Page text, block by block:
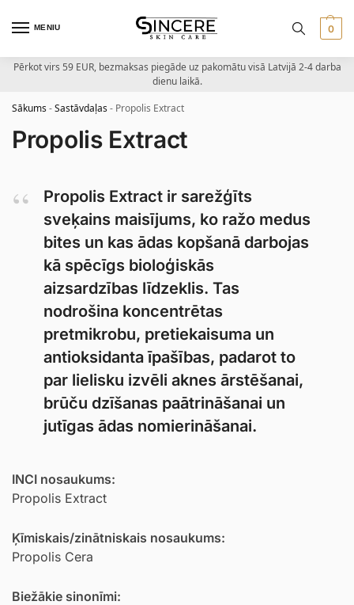
MENIU 0
Pērkot virs 59 EUR, bezmaksas piegāde uz pakomātu visā Latvijā 2-4 darba
dienu laikā.
Sākums-Sastāvdaļas- Propolis Extract
Propolis Extract
Propolis Extract ir sarežģīts
sveķains maisījums, ko ražo medus
bites un kas ādas kopšanā darbojas
kā spēcīgs bioloģiskās
aizsardzības līdzeklis. Tas
nodrošina koncentrētas
pretmikrobu, pretiekaisuma un
antioksidanta īpašības, padarot to
par lielisku izvēli aknes ārstēšanai,
brūču dzīšanas paātrināšanai un
jutīgas ādas nomierināšanai.
INCI nosaukums:
Propolis Extract
Ķīmiskais/zinātniskais nosaukums:
Propolis Cera
Biežākie sinonīmi: